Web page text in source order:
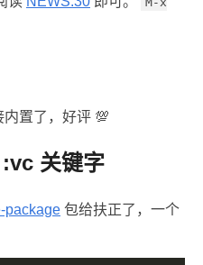
置了，好评 💯
关键字
package 包给扶正了，一个